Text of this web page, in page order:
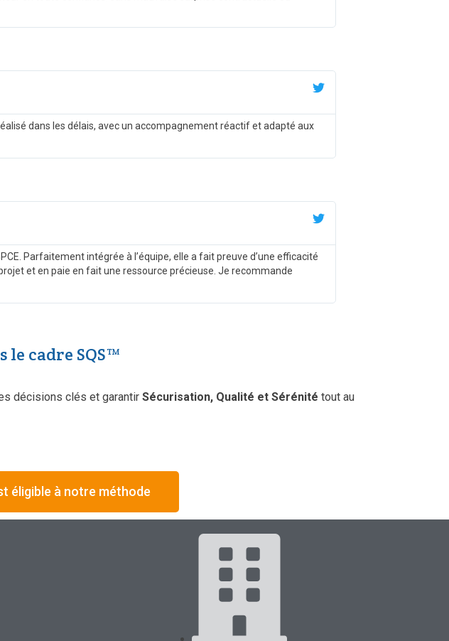
dans les délais, avec un accompagnement réactif et adapté aux
Parfaitement intégrée à l’équipe, elle a fait preuve d’une efficacité
et en paie en fait une ressource précieuse. Je recommande
le cadre SQS™
décisions clés et garantir Sécurisation, Qualité et Sérénité tout au
éligible à notre méthode